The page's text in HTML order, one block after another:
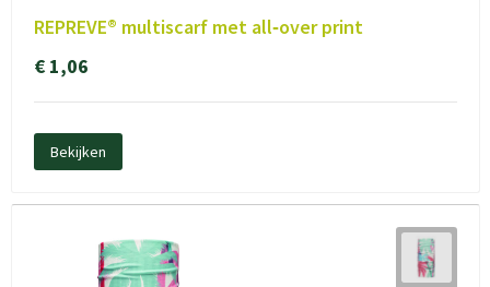
REPREVE® multiscarf met all‑over print
€ 1,06
Bekijken